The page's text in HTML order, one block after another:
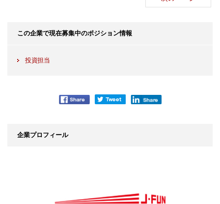
この企業で現在募集中のポジション情報
投資担当
企業プロフィール